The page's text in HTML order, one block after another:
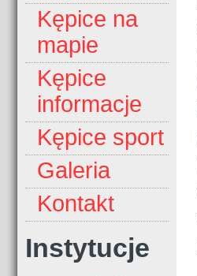
Kępice na
mapie
Kępice
informacje
Kępice sport
Galeria
Kontakt
Instytucje